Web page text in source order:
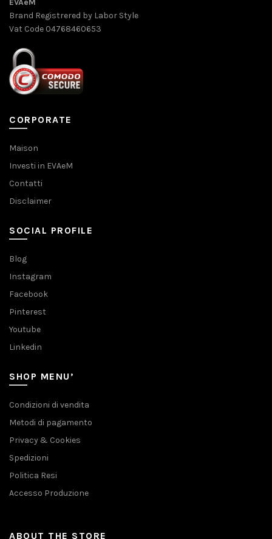
Brand Registrered by Labor Style
Vat Code 04768460653
CORPORATE
Maison
Investi in EVAeM
Contatti
Disclaimer
SOCIAL PROFILE
Blog
Instagram
Facebook
Pinterest
Youtube
Linkedin
SHOP MENU’
Condizioni di vendita
Metodi di pagamento
Privacy & Cookies
Spedizioni
Politica Resi
Accesso Produzione
ABOUT THE STORE